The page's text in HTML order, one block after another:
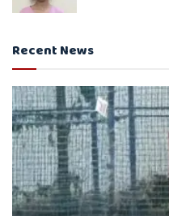
Recent News